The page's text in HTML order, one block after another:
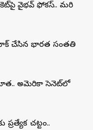
వైభవ్ ఫోకస్.. మరి
చేసిన భారత సంతతి
మోత.. అమెరికా సెనెట్‌లో
ప్రత్యేక చట్టం..